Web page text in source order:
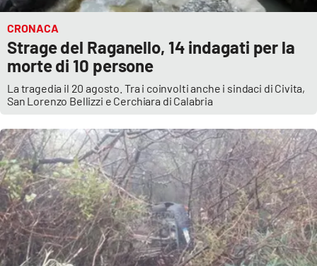
STREAMING
LaC TV
LaC Network
LaC OnAir
EDIZIONI
LOCALI
Catanzaro
Crotone
CRONACA
Strage del Raganello, 14 indagati per la
morte di 10 persone
La tragedia il 20 agosto. Tra i coinvolti anche i sindaci di Civita,
San Lorenzo Bellizzi e Cerchiara di Calabria